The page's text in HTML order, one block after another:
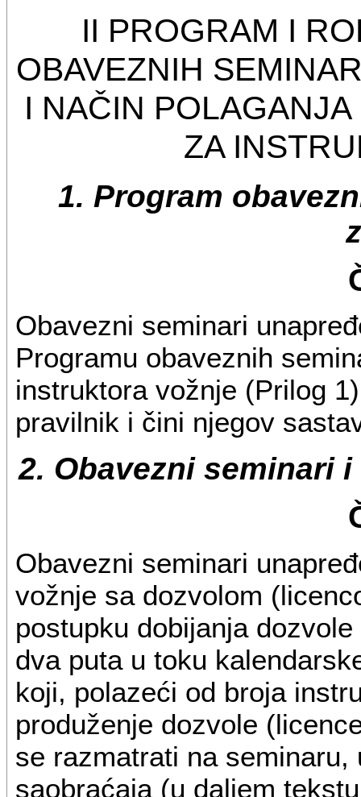
II PROGRAM I
OBAVEZNIH
I NAČIN
ZA
1. Program
Obavezni seminari
Programu obaveznih
instruktora vožnje (Prilog
pravilnik i čini njegov
2. Obavezni seminari
Obavezni seminari
vožnje sa dozvolom
postupku dobijanja
dva puta u toku
koji, polazeći od broja
produženje dozvole
se razmatrati na
saobraćaja (u daljem